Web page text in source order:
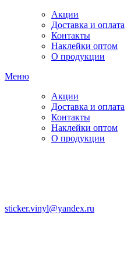
Акции
Доставка и оплата
Контакты
Наклейки оптом
О продукции
Меню
Акции
Доставка и оплата
Контакты
Наклейки оптом
О продукции
sticker.vinyl@yandex.ru